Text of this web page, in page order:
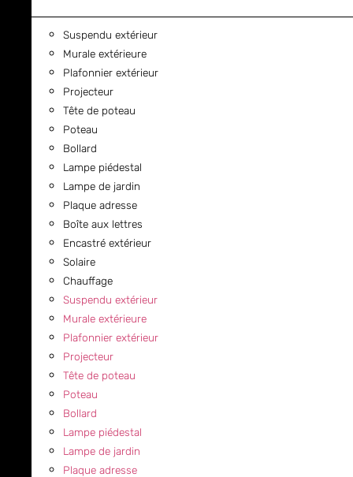
Suspendu extérieur
Murale extérieure
Plafonnier extérieur
Projecteur
Tête de poteau
Poteau
Bollard
Lampe piédestal
Lampe de jardin
Plaque adresse
Boîte aux lettres
Encastré extérieur
Solaire
Chauffage
Suspendu extérieur
Murale extérieure
Plafonnier extérieur
Projecteur
Tête de poteau
Poteau
Bollard
Lampe piédestal
Lampe de jardin
Plaque adresse